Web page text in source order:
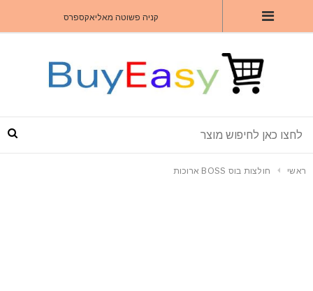
קניה פשוטה מאליאקספרס
ראשי חולצות בוס BOSS ארוכות